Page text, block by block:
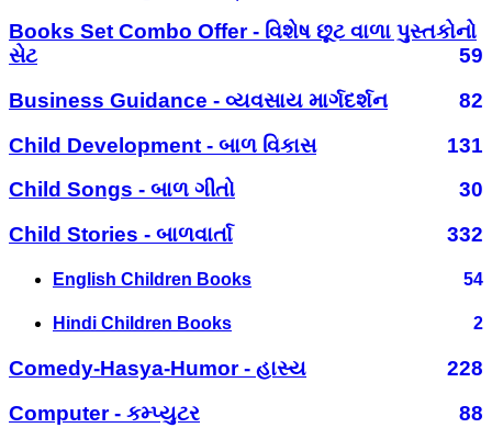
Books Set Combo Offer - વિશેષ છૂટ વાળા પુસ્તકોનો
સેટ
59
Business Guidance - વ્યવસાય માર્ગદર્શન
82
Child Development - બાળ વિકાસ
131
Child Songs - બાળ ગીતો
30
Child Stories - બાળવાર્તા
332
English Children Books 54
Hindi Children Books 2
Comedy-Hasya-Humor - હાસ્ય
228
Computer - કમ્પ્યુટર
88